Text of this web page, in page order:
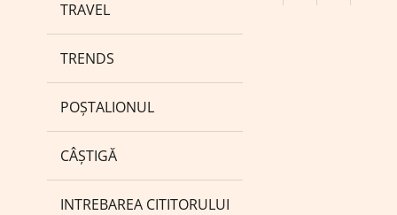
TRAVEL
TRENDS
POȘTALIONUL
CÂȘTIGĂ
INTREBAREA CITITORULUI